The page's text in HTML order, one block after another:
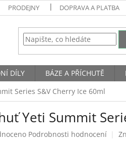
PRODEJNY DOPRAVA A PLATBA
DÍLY BÁZE A PŘÍCHUTĚ
Series S&V Cherry Ice 60ml
Yeti Summit
Podrobnosti hodnocení